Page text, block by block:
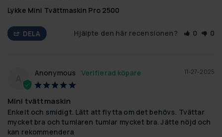
Lykke Mini Tvättmaskin Pro 2500
DELA Hjälpte den här recensionen? 0 0
11-27-2025
Anonymous
Mini tvättmaskin
Enkelt och smidigt. Lätt att flytta om det behövs. Tvättar
mycket bra och tumlaren tumlar mycket bra. Jätte nöjd och
kan rekommendera